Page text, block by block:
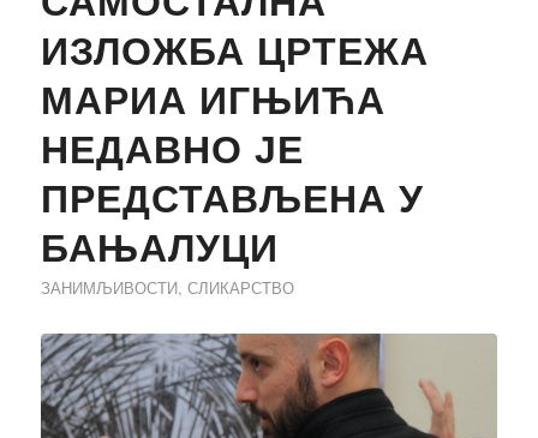
ИЗЛОЖБА ЦРТЕЖА
МАРИА ИГЊИЋА
НЕДАВНО ЈЕ
ПРЕДСТАВЉЕНА У
БАЊАЛУЦИ
ЗАНИМЉИВОСТИ, СЛИКАРСТВО